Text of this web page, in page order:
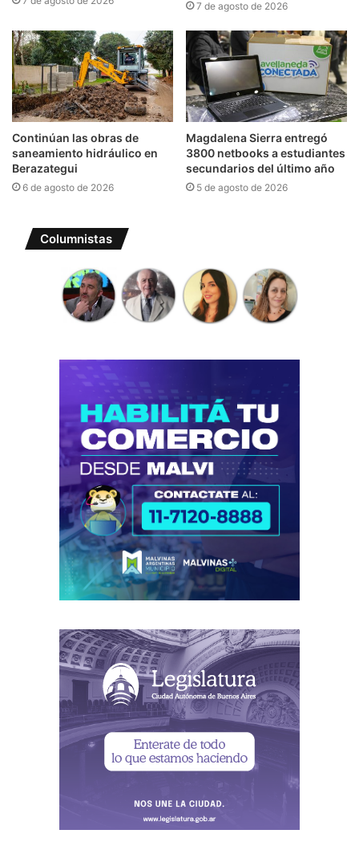
7 de agosto de 2026
Continúan las obras de
saneamiento hidráulico en
Berazategui
6 de agosto de 2026
Magdalena Sierra entregó
3800 netbooks a estudiantes
secundarios del último año
5 de agosto de 2026
Columnistas